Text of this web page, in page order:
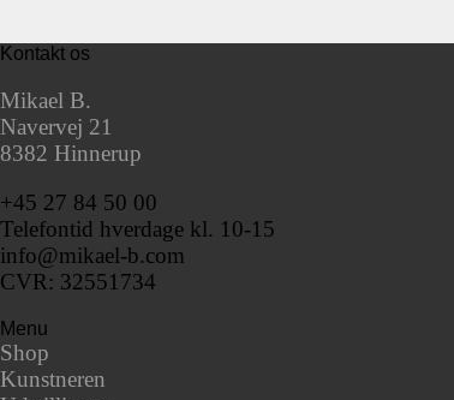
Kontakt os
Mikael B.
Navervej 21
8382 Hinnerup
+45 27 84 50 00
Telefontid hverdage kl. 10-15
info@mikael-b.com
CVR: 32551734
Menu
Shop
Kunstneren